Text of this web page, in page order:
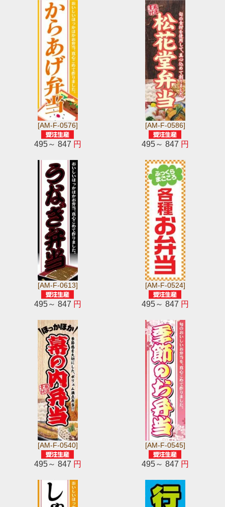
[AM-F-0576]
495～ 847 円
[AM-F-0586]
495～ 847 円
[AM-F-0613]
495～ 847 円
[AM-F-0524]
495～ 847 円
[AM-F-0540]
495～ 847 円
[AM-F-0545]
495～ 847 円